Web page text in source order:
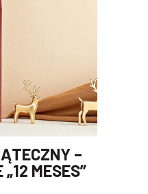
–
MESES”